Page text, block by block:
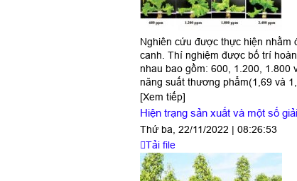
Nghiên cứu được thực hiện nhằm
canh. Thí nghiệm được bố trí
nhau bao gồm: 600, 1.200, 1.800
năng suất thương phẩm(1,69 và
[Xem tiếp]
Hiện trạng sản xuất và một số
Thứ ba, 22/11/2022 | 08:26:53
Tải file